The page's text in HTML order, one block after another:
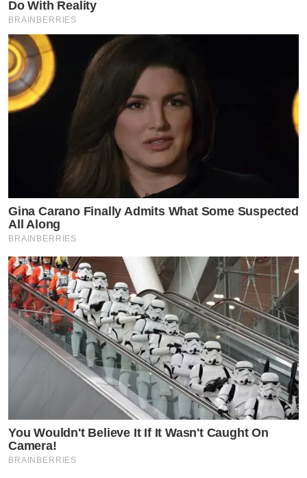
Do With Reality
BRAINBERRIES
Gina Carano Finally Admits What Some Suspected
All Along
BRAINBERRIES
You Wouldn't Believe It If It Wasn't Caught On
Camera!
BRAINBERRIES